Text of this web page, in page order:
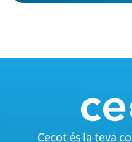
Cecot és la teva